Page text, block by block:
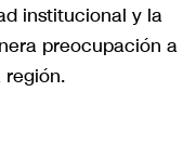
institucional y la
preocupación a